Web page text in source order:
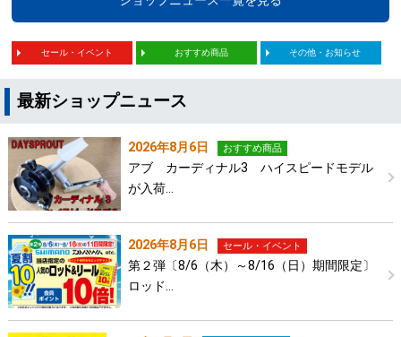
セール・イベント おすすめ商品 その他・お知らせ
最新ショップニュース
2026年8月6日 おすすめ商品
アブ カーディナル3 ハイスピードモデル
が入荷…
2026年8月6日 セール・イベント
第２弾〔8/6（木）～8/16（日）期間限定〕
ロッド…